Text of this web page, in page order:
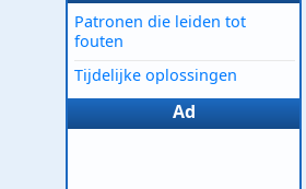
Patronen die leiden tot
fouten
Tijdelijke oplossingen
Ad